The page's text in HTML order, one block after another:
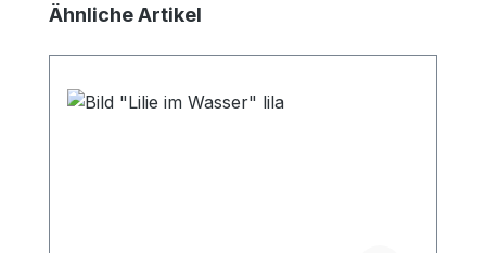
Produktgalerie überspringen
Ähnliche Artikel